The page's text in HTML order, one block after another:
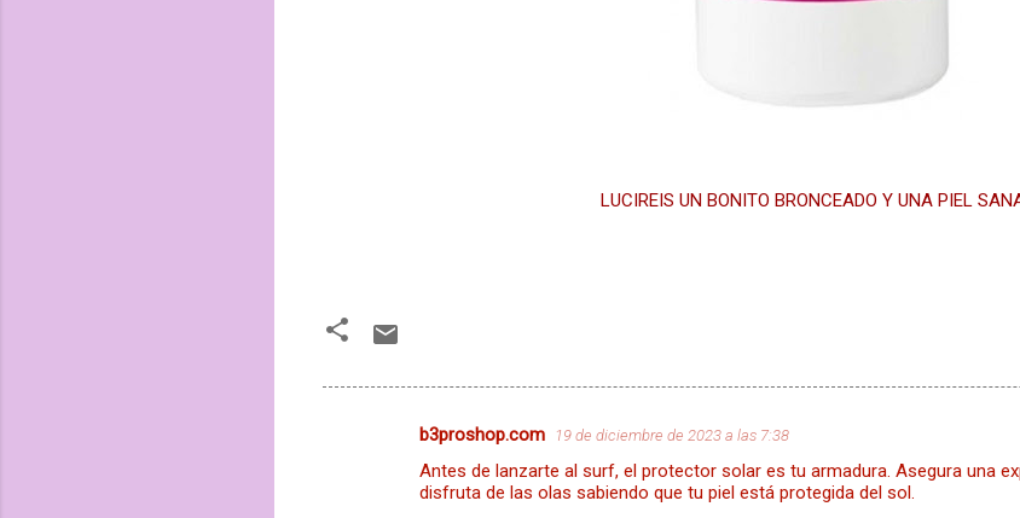
LUCIREIS UN BONITO BRONCEADO Y UNA PIEL
b3proshop.com 19 de diciembre de 2023 a las 7:38
Antes de lanzarte al surf, el protector solar es tu armadura. Asegura una
disfruta de las olas sabiendo que tu piel está protegida del sol.